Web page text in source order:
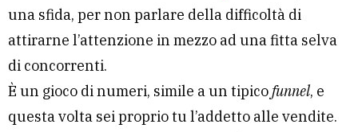
una sfida, per non parlare della difficoltà di
attirarne l’attenzione in mezzo ad una fitta selva
di concorrenti.
È un gioco di numeri, simile a un tipicofunnel, e
questa volta sei proprio tu l’addetto alle vendite.